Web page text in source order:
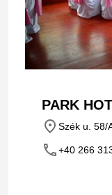
PARK
place Szék u. 58/
phone+40 266